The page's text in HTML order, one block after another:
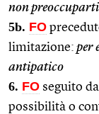
non
5b. FO
limitazione: per
antipatico
6. FO seguito
possibilità o